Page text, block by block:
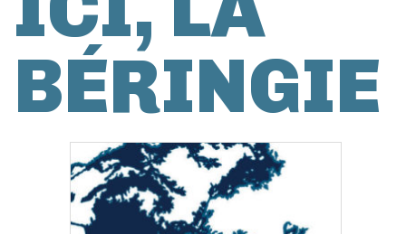
BÉRINGIE